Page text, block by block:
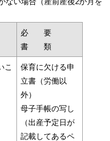
必 要
書 類
こ
保育に欠ける申
立書（労働以
外）
母子手帳の写し
（出産予定日が
記載してあるペ